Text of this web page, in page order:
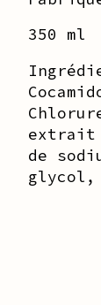
350 ml
extrait
de
glycol,